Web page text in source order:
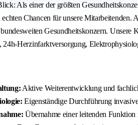
Als einer der größten
echten Chancen für unsere
bundesweiten Gesundheitskonzern.
Herzinfarktversorgung,
Aktive Weiterentwicklung und
Eigenständige Durchführung
Übernahme einer leitenden